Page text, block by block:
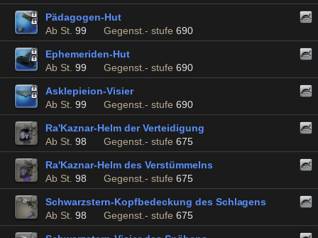
Pädagogen-Hut
Ab St. 99 Gegenst.- stufe 690
Ephemeriden-Hut
Ab St. 99 Gegenst.- stufe 690
Asklepieion-Visier
Ab St. 99 Gegenst.- stufe 690
Ra'Kaznar-Helm der Verteidigung
Ab St. 98 Gegenst.- stufe 675
Ra'Kaznar-Helm des Verstümmelns
Ab St. 98 Gegenst.- stufe 675
Schwarzstern-Kopfbedeckung des Schlagens
Ab St. 98 Gegenst.- stufe 675